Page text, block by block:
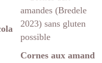
Cornes aux amand